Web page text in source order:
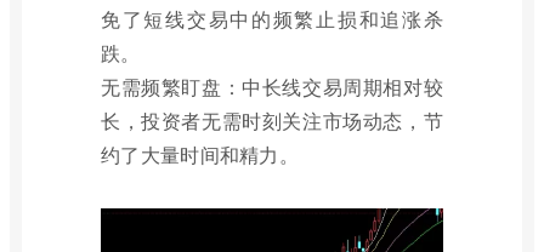
免了短线交易中的频繁止损和追涨杀
跌。
无需频繁盯盘：中长线交易周期相对较
长，投资者无需时刻关注市场动态，节
约了大量时间和精力。